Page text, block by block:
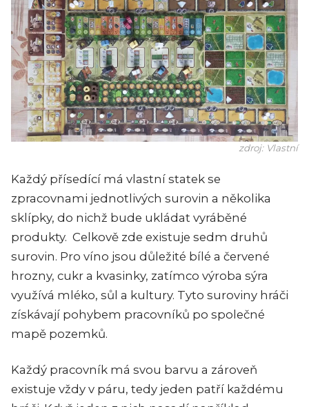
zdroj: Vlastní
Každý přísedící má vlastní statek se
zpracovnami jednotlivých surovin a několika
sklípky, do nichž bude ukládat vyráběné
produkty. Celkově zde existuje sedm druhů
surovin. Pro víno jsou důležité bílé a červené
hrozny, cukr a kvasinky, zatímco výroba sýra
využívá mléko, sůl a kultury. Tyto suroviny hráči
získávají pohybem pracovníků po společné
mapě pozemků.
Každý pracovník má svou barvu a zároveň
existuje vždy v páru, tedy jeden patří každému